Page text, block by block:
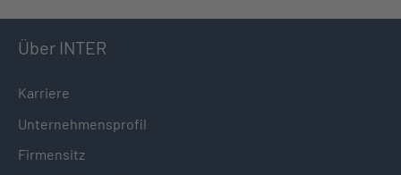
Über INTER
Karriere
Unternehmensprofil
Firmensitz